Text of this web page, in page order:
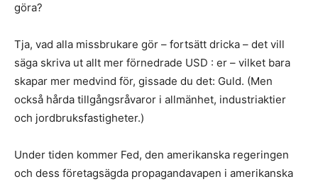
göra?
Tja, vad alla missbrukare gör – fortsätt dricka – det vill
säga skriva ut allt mer förnedrade USD : er – vilket bara
skapar mer medvind för, gissade du det: Guld. (Men
också hårda tillgångsråvaror i allmänhet, industriaktier
och jordbruksfastigheter.)
Under tiden kommer Fed, den amerikanska regeringen
och dess företagsägda propagandavapen i amerikanska